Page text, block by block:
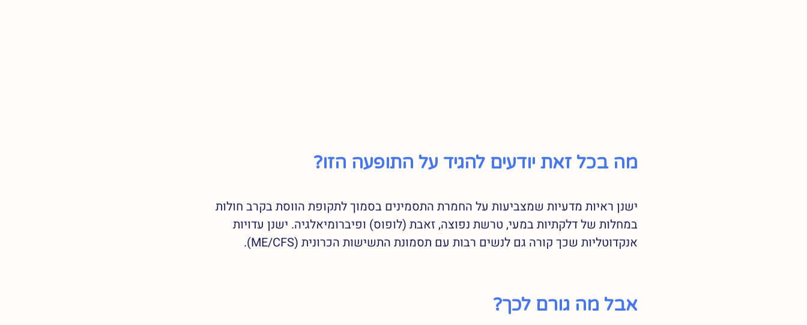
מה בכל זאת יודעים להגיד על התופעה הזו?
ישנן ראיות מדעיות שמצביעות על החמרת התסמינים בסמוך לתקופת הווסת בקרב חולות
במחלות של דלקתיות במעי, טרשת נפוצה, זאבת (לופוס) ופיברומיאלגיה. ישנן עדויות
אנקדוטליות שכך קורה גם לנשים רבות עם תסמונת התשישות הכרונית (ME/CFS).
אבל מה גורם לכך?